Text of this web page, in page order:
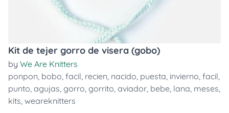
Kit de tejer gorro de visera (gobo)
by We Are Knitters
ponpon, bobo, facil, recien, nacido, puesta, invierno, facil,
punto, agujas, gorro, gorrito, aviador, bebe, lana, meses,
kits, weareknitters